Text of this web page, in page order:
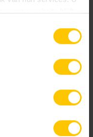
u onze website blijft